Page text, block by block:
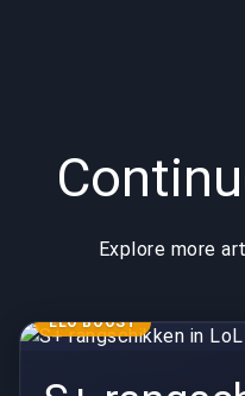
Explore more
ELO BOOST